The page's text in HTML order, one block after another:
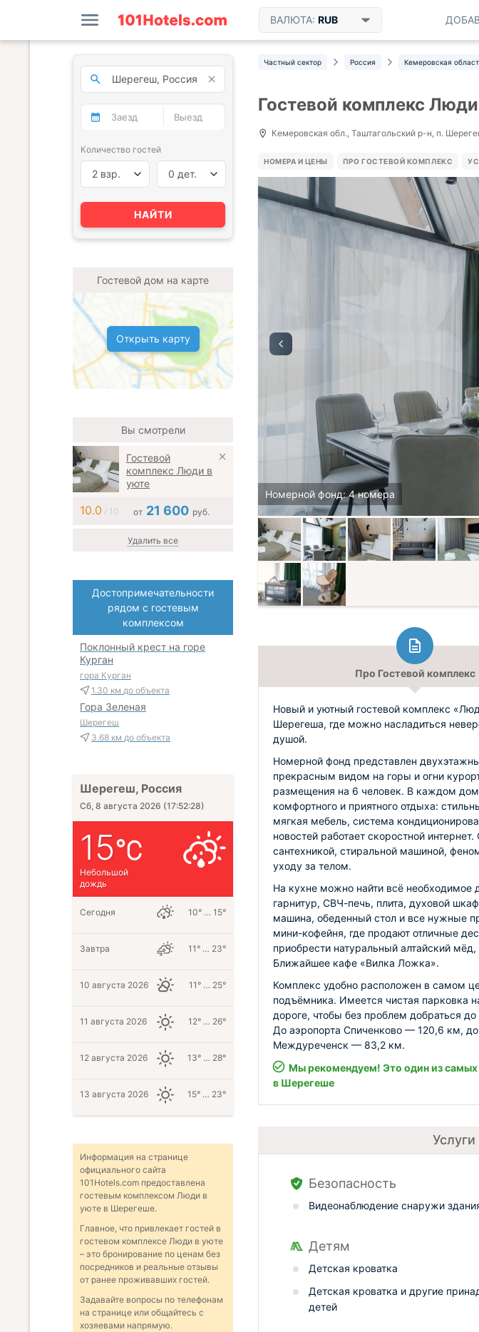
ВАЛЮТА: RUB
Частный сектор Россия Кемеровская
Гостевой комплекс
Кемеровская обл., Таштагольский р-н, п.
НОМЕРА И ЦЕНЫ ПРО ГОСТЕВОЙ КОМПЛЕКС
Номерной фонд: 4 номера
Про Гостевой комплекс
Новый и уютный гостевой комплекс
Шерегеша, где можно насладиться
душой.
Номерной фонд представлен
прекрасным видом на горы и огни
размещения на 6 человек. В каждом
комфортного и приятного отдыха:
мягкая мебель, система
новостей работает скоростной
сантехникой, стиральной машиной,
уходу за телом.
На кухне можно найти всё необходимое
гарнитур, СВЧ-печь, плита, духовой
машина, обеденный стол и все нужные
мини-кофейня, где продают отличные
приобрести натуральный алтайский
Ближайшее кафе «Вилка Ложка».
Комплекс удобно расположен в самом
подъёмника. Имеется чистая парковка
дороге, чтобы без проблем добраться
До аэропорта Спиченково — 120,6 км,
Междуреченск — 83,2 км.
Мы рекомендуем! Это один из самых
в Шерегеше
Безопасность
Видеонаблюдение снаружи
Детям
Детская кроватка
Детская кроватка и другие
детей
Количество гостей
2 взр. 0 дет.
НАЙТИ
Гостевой дом на карте
Открыть карту
Вы смотрели
Гостевой
комплекс Люди в
уюте
10.0 / 10 от 21 600 руб.
Удалить все
Достопримечательности
рядом с гостевым
комплексом
Поклонный крест на горе
Курган
гора Курган
1.30 км до объекта
Гора Зеленая
Шерегеш
3.68 км до объекта
Шерегеш, Россия
Сб, 8 августа 2026 (17:52:29)
15
Небольшой
дождь
Сегодня 10° … 15°
Завтра 11° … 23°
10 августа 2026 11° … 25°
11 августа 2026 12° … 26°
12 августа 2026 13° … 28°
13 августа 2026 15° … 23°
Информация на странице
официального сайта
101Hotels.com предоставлена
гостевым комплексом Люди в
уюте в Шерегеше.
Главное, что привлекает гостей в
гостевом комплексе Люди в уюте
– это бронирование по ценам без
посредников и реальные отзывы
от ранее проживавших гостей.
Задавайте вопросы по телефонам
на странице или общайтесь с
хозяевами напрямую.